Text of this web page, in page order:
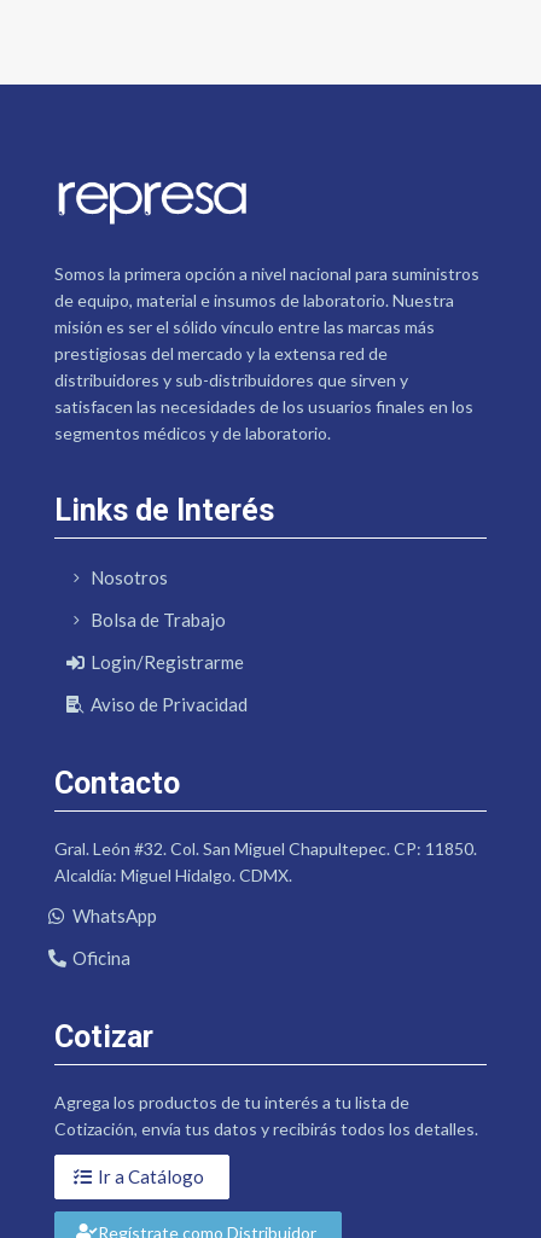
Somos la primera opción a nivel nacional para suministros
de equipo, material e insumos de laboratorio. Nuestra
misión es ser el sólido vínculo entre las marcas más
prestigiosas del mercado y la extensa red de
distribuidores y sub-distribuidores que sirven y
satisfacen las necesidades de los usuarios finales en los
segmentos médicos y de laboratorio.
Links de Interés
Nosotros
Bolsa de Trabajo
Login/Registrarme
Aviso de Privacidad
Contacto
Gral. León #32. Col. San Miguel Chapultepec. CP: 11850.
Alcaldía: Miguel Hidalgo. CDMX.
WhatsApp
Oficina
Cotizar
Agrega los productos de tu interés a tu lista de
Cotización, envía tus datos y recibirás todos los detalles.
Ir a Catálogo
Regístrate como Distribuidor